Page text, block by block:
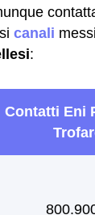
canali
: